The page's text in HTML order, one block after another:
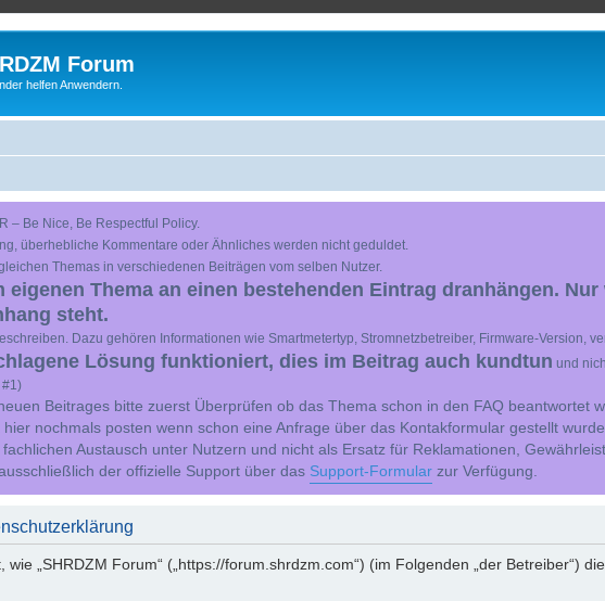
Forum
helfen Anwendern.
– Be Nice, Be Respectful Policy.
überhebliche Kommentare oder Ähnliches werden nicht geduldet.
Themas in verschiedenen Beiträgen vom selben Nutzer.
eigenen Thema an einen bestehenden Eintrag dranhängen.
steht.
Dazu gehören Informationen wie Smartmetertyp, Stromnetzbetreiber, Firmware-Version,
Lösung funktioniert, dies im Beitrag auch kundtun und
#1)
Beitrages bitte zuerst Überprüfen ob das Thema schon in den FAQ beantwortet
nochmals posten wenn schon eine Anfrage über das Kontakformular gestellt
Austausch unter Nutzern und nicht als Ersatz für Reklamationen,
der offizielle Support über das Support-Formular zur Verfügung.
wie „SHRDZM Forum“ („https://forum.shrdzm.com“) (im Folgenden „der Betreiber“)